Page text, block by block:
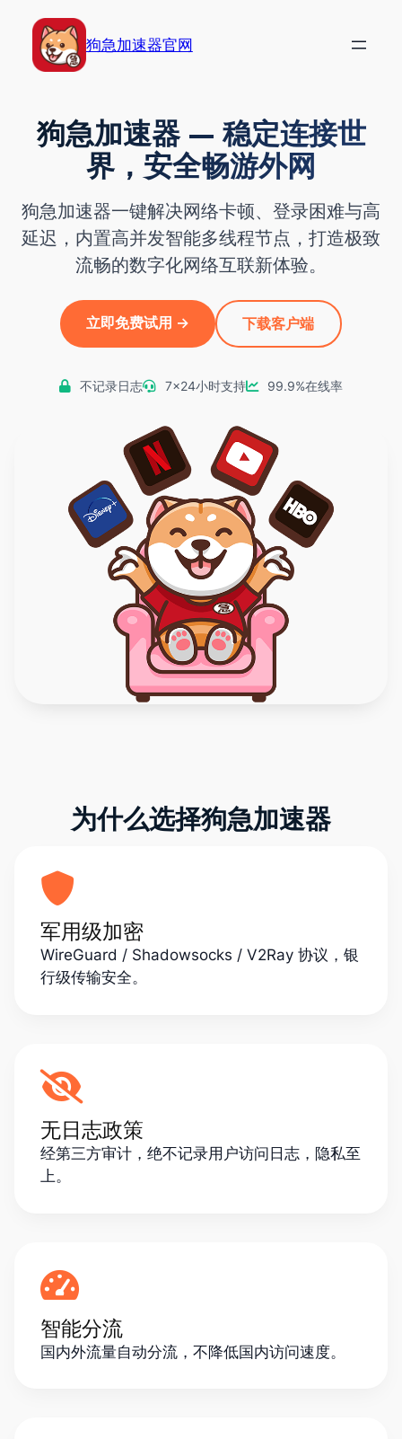
狗急加速器官网
狗急加速器 — 稳定连接世
界，安全畅游外网
狗急加速器一键解决网络卡顿、登录困难与高
延迟，内置高并发智能多线程节点，打造极致
流畅的数字化网络互联新体验。
立即免费试用 → 下载客户端
不记录日志 7×24小时支持 99.9%在线率
为什么选择狗急加速器
军用级加密
WireGuard / Shadowsocks / V2Ray 协议，银
行级传输安全。
无日志政策
经第三方审计，绝不记录用户访问日志，隐私至
上。
智能分流
国内外流量自动分流，不降低国内访问速度。